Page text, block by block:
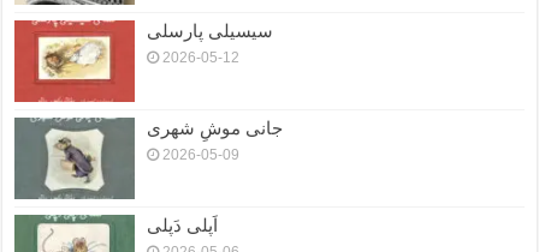
سیسیلی پارسلی
2026-05-12
جانی موشِ شهری
2026-05-09
اَپلی دَپلی